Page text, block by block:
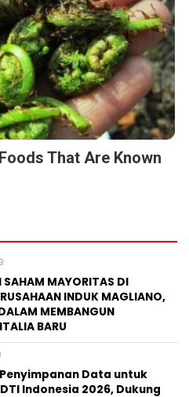
That Are Known
MAYORITAS DI
INDUK MAGLIANO,
MEMBANGUN
BARU
Data untuk
Indonesia 2026, Dukung